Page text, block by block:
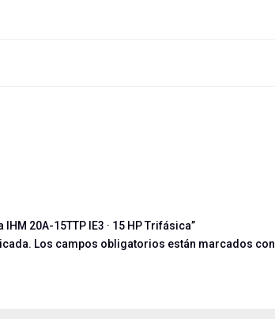
20A-15TTP IE3 · 15 HP Trifásica”
Los campos obligatorios están marcados con